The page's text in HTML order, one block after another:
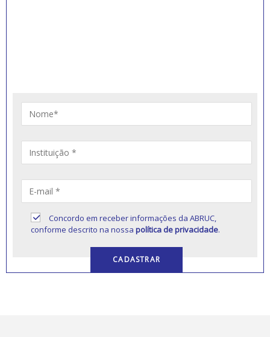
Concordo em receber informações da ABRUC,
conforme descrito na nossapolítica de privacidade.